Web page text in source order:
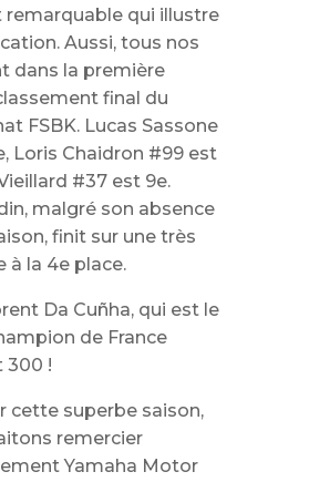
remarquable qui illustre
Aussi, tous nos
dans la première
final du
FSBK. Lucas Sassone
Loris Chaidron #99 est
#37 est 9e.
malgré son absence
finit sur une très
à la 4e place.
Da Cuñha, qui est le
de France
300 !
cette superbe saison,
remercier
Yamaha Motor